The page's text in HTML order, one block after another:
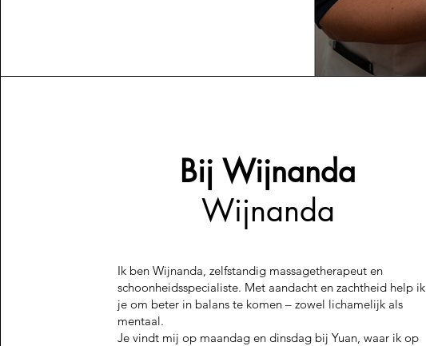
Bij Wijnanda
Wijnanda
Ik ben Wijnanda, zelfstandig massagetherapeut en
schoonheidsspecialiste. Met aandacht en zachtheid help ik
je om beter in balans te komen – zowel lichamelijk als
mentaal.
Je vindt mij op maandag en dinsdag bij Yuan, waar ik op